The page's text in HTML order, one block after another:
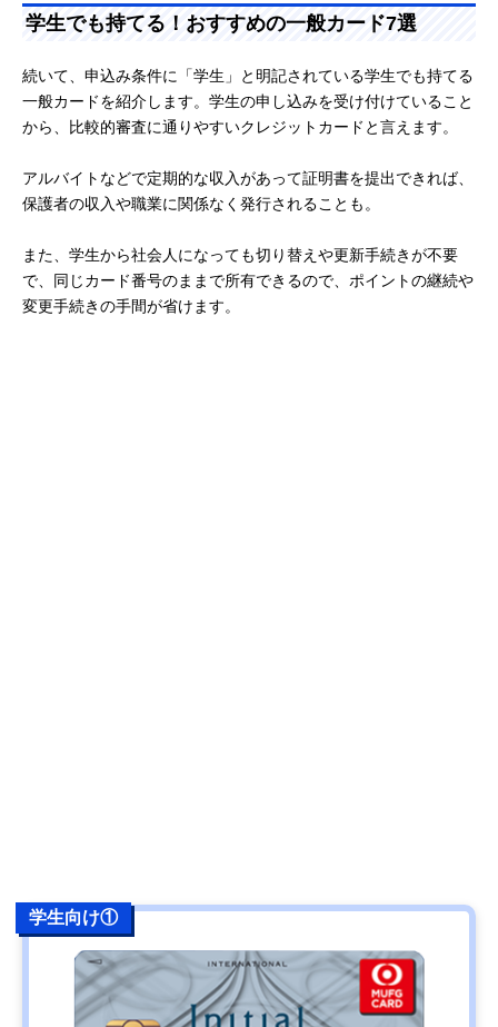
有
可外校有
可外校有
専4～5年
生※認可
専4～5年
生※認可
学生特
典
ポイント2
倍
楽天学割
自動付帯
海外利用
で3%現金
還元
在学中年
会費無
料、ボー
在学中年
会費無料
＆在学中
ーナスマ
ポイン
ト
ント
クスポイ
ント
ル
1% 1%
学生でも持てる！おすすめの一般カード7選
続いて、申込み条件に「学生」と明記されている学生でも持てる
一般カードを紹介します。学生の申し込みを受け付けていること
から、比較的審査に通りやすいクレジットカードと言えます。
アルバイトなどで定期的な収入があって証明書を提出できれば、
保護者の収入や職業に関係なく発行されることも。
また、学生から社会人になっても切り替えや更新手続きが不要
で、同じカード番号のままで所有できるので、ポイントの継続や
変更手続きの手間が省けます。
学生向け①